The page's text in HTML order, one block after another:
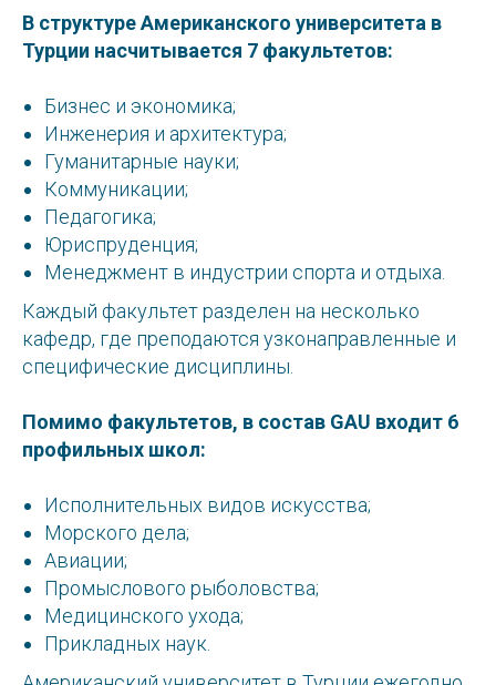
В структуре Американского университета в
Турции насчитывается 7 факультетов:
Бизнес и экономика;
Инженерия и архитектура;
Гуманитарные науки;
Коммуникации;
Педагогика;
Юриспруденция;
Менеджмент в индустрии спорта и отдыха.
Каждый факультет разделен на несколько
кафедр, где преподаются узконаправленные и
специфические дисциплины.
Помимо факультетов, в состав GAU входит 6
профильных школ:
Исполнительных видов искусства;
Морского дела;
Авиации;
Промыслового рыболовства;
Медицинского ухода;
Прикладных наук.